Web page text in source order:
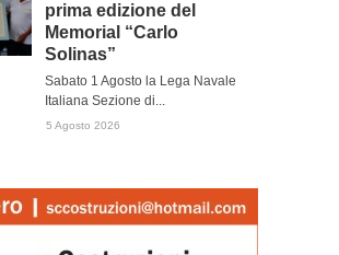
prima edizione del
Memorial “Carlo
Solinas”
Sabato 1 Agosto la Lega Navale
Italiana Sezione di...
5 Agosto 2026